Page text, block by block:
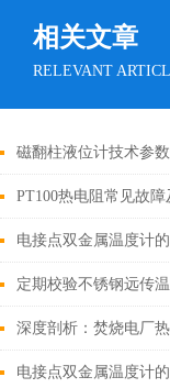
相关文章
RELEVANT
磁翻柱液位计技术参
PT100热电阻常见故
电接点双金属温度计
定期校验不锈钢远传
校正误差
深度剖析：焚烧电厂
原理与温度转换机制
电接点双金属温度计